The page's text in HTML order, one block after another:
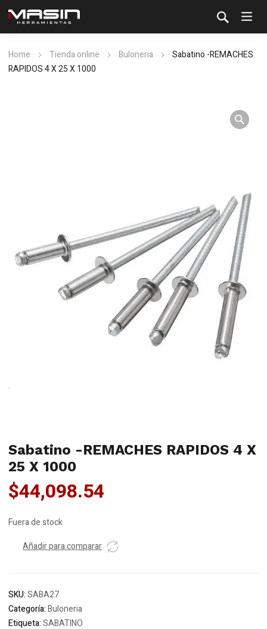
Home Tienda online Buloneria
Sabatino -REMACHES
RAPIDOS 4 X 25 X 1000
Sabatino -REMACHES RAPIDOS 4 X
25 X 1000
$44,098.54
Fuera de stock
Añadir para comparar
SKU:SABA27
Categoría:Buloneria
Etiqueta:SABATINO